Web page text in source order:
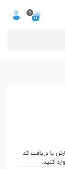
0
یا دریافت کد
کنید: